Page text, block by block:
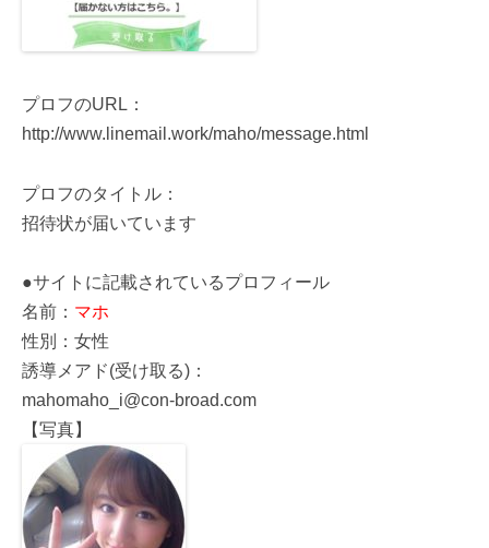
プロフのURL：
http://www.linemail.work/maho/message.html
プロフのタイトル：
招待状が届いています
●サイトに記載されているプロフィール
名前： マホ
性別：女性
誘導メアド(受け取る)：
mahomaho_i@con-broad.com
【写真】